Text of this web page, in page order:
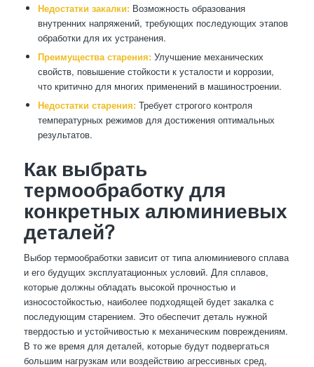
Недостатки закалки:Возможность образования
внутренних напряжений, требующих последующих этапов
обработки для их устранения.
Преимущества старения:Улучшение механических
свойств, повышение стойкости к усталости и коррозии,
что критично для многих применений в машиностроении.
Недостатки старения:Требует строгого контроля
температурных режимов для достижения оптимальных
результатов.
Как выбрать
термообработку для
конкретных алюминиевых
деталей?
Выбор термообработки зависит от типа алюминиевого сплава
и его будущих эксплуатационных условий. Для сплавов,
которые должны обладать высокой прочностью и
износостойкостью, наиболее подходящей будет закалка с
последующим старением. Это обеспечит деталь нужной
твердостью и устойчивостью к механическим повреждениям.
В то же время для деталей, которые будут подвергаться
большим нагрузкам или воздействию агрессивных сред,